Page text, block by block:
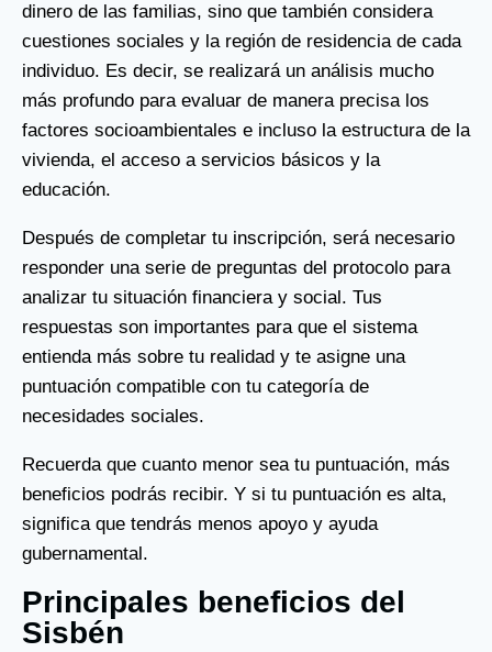
dinero de las familias, sino que también considera
cuestiones sociales y la región de residencia de cada
individuo. Es decir, se realizará un análisis mucho
más profundo para evaluar de manera precisa los
factores socioambientales e incluso la estructura de la
vivienda, el acceso a servicios básicos y la
educación.
Después de completar tu inscripción, será necesario
responder una serie de preguntas del protocolo para
analizar tu situación financiera y social. Tus
respuestas son importantes para que el sistema
entienda más sobre tu realidad y te asigne una
puntuación compatible con tu categoría de
necesidades sociales.
Recuerda que cuanto menor sea tu puntuación, más
beneficios podrás recibir. Y si tu puntuación es alta,
significa que tendrás menos apoyo y ayuda
gubernamental.
Principales beneficios del
Sisbén